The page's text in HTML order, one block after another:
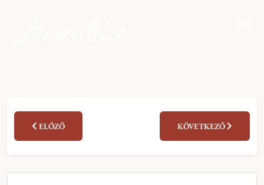
ELŐZŐ KÖVETKEZŐ